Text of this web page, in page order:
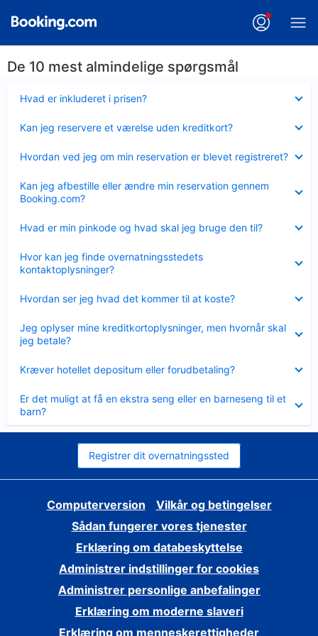
De 10 mest almindelige spørgsmål
Hvad er inkluderet i prisen?
Kan jeg reservere et værelse uden kreditkort?
Hvordan ved jeg om min reservation er blevet registreret?
Kan jeg afbestille eller ændre min reservation gennem
Booking.com?
Hvad er min pinkode og hvad skal jeg bruge den til?
Hvor kan jeg finde overnatningsstedets
kontaktoplysninger?
Hvordan ser jeg hvad det kommer til at koste?
Jeg oplyser mine kreditkortoplysninger, men hvornår skal
jeg betale?
Kræver hotellet depositum eller forudbetaling?
Er det muligt at få en ekstra seng eller en barneseng til et
barn?
Registrer dit overnatningssted
Computerversion
Vilkår og betingelser
Sådan fungerer vores tjenester
Erklæring om databeskyttelse
Administrer indstillinger for cookies
Administrer personlige anbefalinger
Erklæring om moderne slaveri
Erklæring om menneskerettigheder